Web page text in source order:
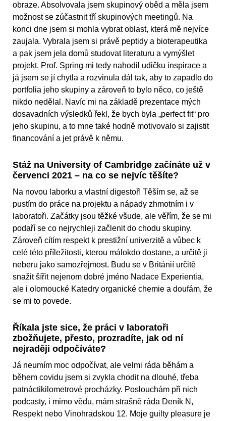
obraze. Absolvovala jsem skupinový oběd a měla jsem
možnost se zúčastnit tří skupinových meetingů. Na
konci dne jsem si mohla vybrat oblast, která mě nejvíce
zaujala. Vybrala jsem si právě peptidy a bioterapeutika
a pak jsem jela domů studovat literaturu a vymýšlet
projekt. Prof. Spring mi tedy nahodil udičku inspirace a
já jsem se jí chytla a rozvinula dál tak, aby to zapadlo do
portfolia jeho skupiny a zároveň to bylo něco, co ještě
nikdo nedělal. Navíc mi na základě prezentace mých
dosavadních výsledků řekl, že bych byla „perfect fit“ pro
jeho skupinu, a to mne také hodně motivovalo si zajistit
financování a jet právě k němu.
Stáž na University of Cambridge začínáte už v
červenci 2021 – na co se nejvíc těšíte?
Na novou laborku a vlastní digestoř! Těším se, až se
pustím do práce na projektu a nápady zhmotním i v
laboratoři. Začátky jsou těžké všude, ale věřím, že se mi
podaří se co nejrychleji začlenit do chodu skupiny.
Zároveň cítím respekt k prestižní univerzitě a vůbec k
celé této příležitosti, kterou málokdo dostane, a určitě ji
neberu jako samozřejmost. Budu se v Británií určitě
snažit šířit nejenom dobré jméno Nadace Experientia,
ale i olomoucké Katedry organické chemie a doufám, že
se mi to povede.
Říkala jste sice, že práci v laboratoři
zbožňujete, přesto, prozradíte, jak od ní
nejraději odpočíváte?
Já neumím moc odpočívat, ale velmi ráda běhám a
během covidu jsem si zvykla chodit na dlouhé, třeba
patnáctikilometrové procházky. Poslouchám při nich
podcasty, i mimo vědu, mám strašně ráda Deník N,
Respekt nebo Vinohradskou 12. Moje guilty pleasure je